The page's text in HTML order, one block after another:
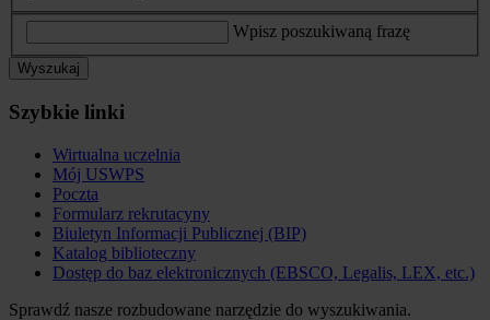
Wpisz poszukiwaną frazę
Wyszukaj
Szybkie linki
Wirtualna uczelnia
Mój USWPS
Poczta
Formularz rekrutacyny
Biuletyn Informacji Publicznej (BIP)
Katalog biblioteczny
Dostęp do baz elektronicznych (EBSCO, Legalis, LEX, etc.)
Sprawdź nasze rozbudowane narzędzie do wyszukiwania.